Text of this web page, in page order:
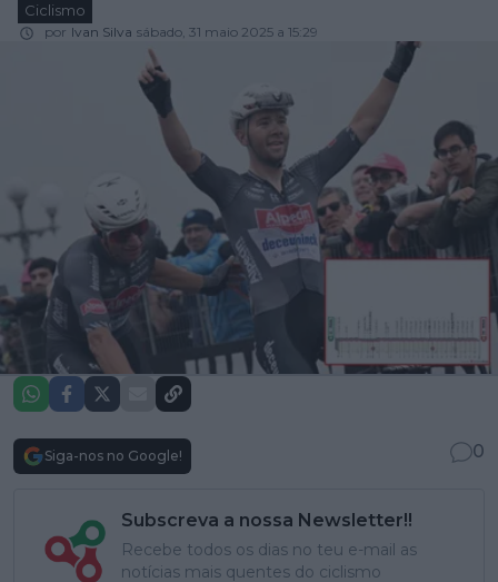
Ciclismo
por Ivan Silva sábado, 31 maio 2025 a 15:29
Siga-nos no Google! 0
Subscreva a nossa Newsletter!!
Recebe todos os dias no teu e-mail as
notícias mais quentes do ciclismo